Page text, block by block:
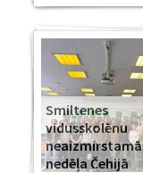
Smiltenes
vidusskolēnu
neaizmirstamā
nedēļa Čehijā